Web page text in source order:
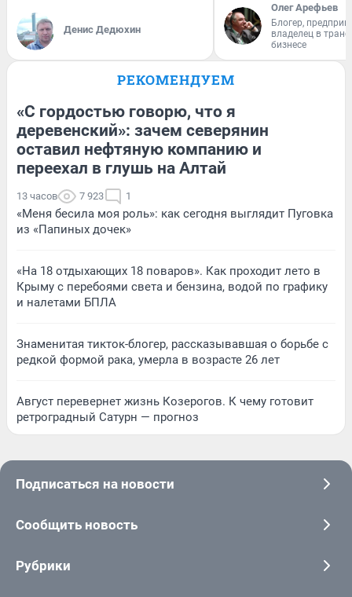
Денис Дедюхин
Олег Арефьев
Блогер,
владелец в
бизнесе
РЕКОМЕНДУЕМ
«С гордостью говорю, что я
деревенский»: зачем северянин
оставил нефтяную компанию и
переехал в глушь на Алтай
13 часов 7 923 1
«Меня бесила моя роль»: как сегодня выглядит Пуговка
из «Папиных дочек»
«На 18 отдыхающих 18 поваров». Как проходит лето в
Крыму с перебоями света и бензина, водой по графику
и налетами БПЛА
Знаменитая тикток-блогер, рассказывавшая о борьбе с
редкой формой рака, умерла в возрасте 26 лет
Август перевернет жизнь Козерогов. К чему готовит
ретроградный Сатурн — прогноз
Подписаться на новости
Сообщить новость
Рубрики